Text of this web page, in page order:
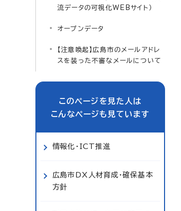
流データの可視化WEBサイト）
オープンデータ
【注意喚起】広島市のメールアドレ
スを装った不審なメールについて
このページを見た人は
こんなページも見ています
情報化・ICT推進
広島市DX人材育成・確保基本
方針